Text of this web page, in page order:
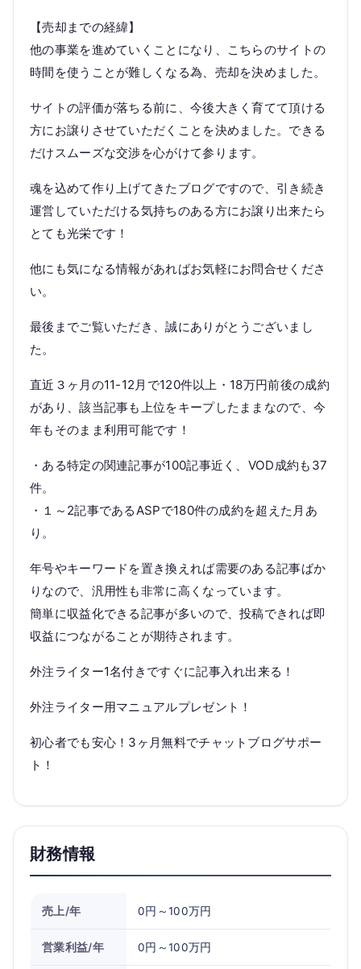
【売却までの経緯】
他の事業を進めていくことになり、こちらのサイトの
時間を使うことが難しくなる為、売却を決めました。
サイトの評価が落ちる前に、今後大きく育てて頂ける
方にお譲りさせていただくことを決めました。できる
だけスムーズな交渉を心がけて参ります。
魂を込めて作り上げてきたブログですので、引き続き
運営していただける気持ちのある方にお譲り出来たら
とても光栄です！
他にも気になる情報があればお気軽にお問合せくださ
い。
最後までご覧いただき、誠にありがとうございまし
た。
直近３ヶ月の11-12月で120件以上・18万円前後の成約
があり、該当記事も上位をキープしたままなので、今
年もそのまま利用可能です！
・ある特定の関連記事が100記事近く、VOD成約も37
件。
・１～2記事であるASPで180件の成約を超えた月あ
り。
年号やキーワードを置き換えれば需要のある記事ばか
りなので、汎用性も非常に高くなっています。
簡単に収益化できる記事が多いので、投稿できれば即
収益につながることが期待されます。
外注ライター1名付きですぐに記事入れ出来る！
外注ライター用マニュアルプレゼント！
初心者でも安心！3ヶ月無料でチャットブログサポー
ト！
財務情報
売上/年 0円～100万円
営業利益/年 0円～100万円